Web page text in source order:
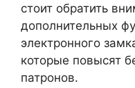
стоит обратить
дополнительных
электронного
которые повысят
патронов.